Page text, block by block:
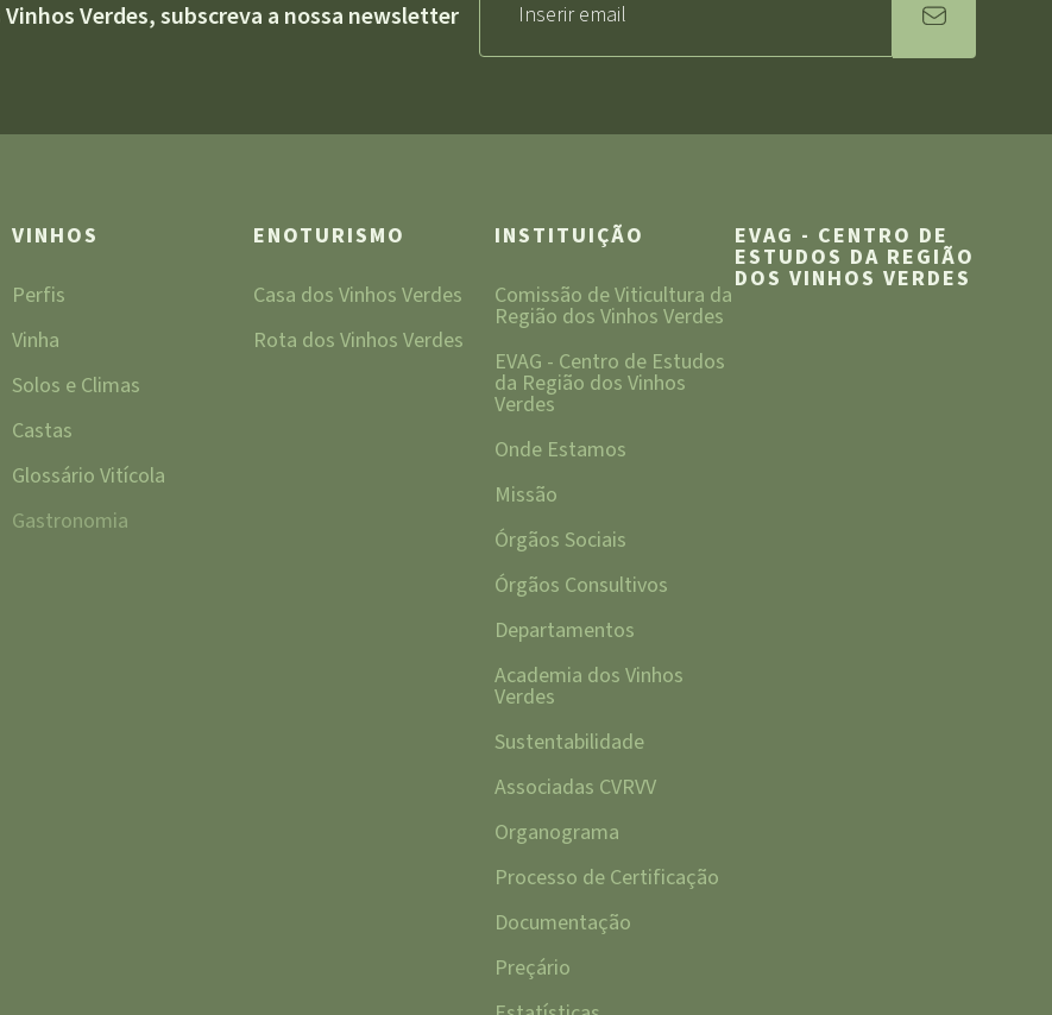
Verdes, subscreva a nossa newsletter
VINHOS
Perfis
Vinha
Solos e Climas
Castas
Glossário Vitícola
Gastronomia
ENOTURISMO
Casa dos Vinhos Verdes
Rota dos Vinhos Verdes
INSTITUIÇÃO
Comissão de Viticultura da
Região dos Vinhos Verdes
EVAG - Centro de Estudos
da Região dos Vinhos
Verdes
Onde Estamos
Missão
Órgãos Sociais
Órgãos Consultivos
Departamentos
Academia dos Vinhos
Verdes
Sustentabilidade
Associadas CVRVV
Organograma
Processo de Certificação
Documentação
Preçário
EVAG - CENTRO DE
ESTUDOS DA REGIÃO
DOS VINHOS VERDES